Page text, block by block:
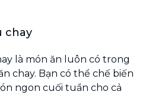
chay
là món ăn luôn có trong
chay. Bạn có thể chế biến
ngon cuối tuần cho cả